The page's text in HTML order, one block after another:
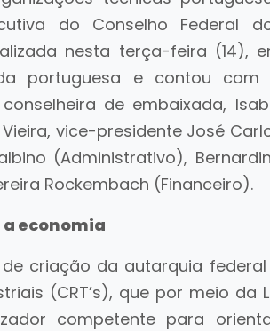
do Conselho Federal
nesta terça-feira (14),
portuguesa e contou com
de embaixada,
vice-presidente José
(Administrativo),
Rockembach (Financeiro).
economia
criação da autarquia
(CRT’s), que por meio da
competente para